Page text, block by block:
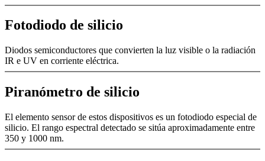
Fotodiodo de silicio
Diodos semiconductores que convierten la luz visible o la radiación
IR e UV en corriente eléctrica.
Piranómetro de silicio
El elemento sensor de estos dispositivos es un fotodiodo especial de
silicio. El rango espectral detectado se sitúa aproximadamente entre
350 y 1000 nm.